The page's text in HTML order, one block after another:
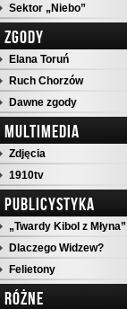
Sektor „Niebo”
ZGODY
Elana Toruń
Ruch Chorzów
Dawne zgody
MULTIMEDIA
Zdjęcia
1910tv
PUBLICYSTYKA
„Twardy Kibol z Młyna”
Dlaczego Widzew?
Felietony
RÓŻNE